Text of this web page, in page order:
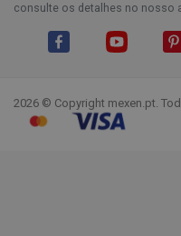
consulte os detalhes no nosso
2026 © Copyright mexen.pt.